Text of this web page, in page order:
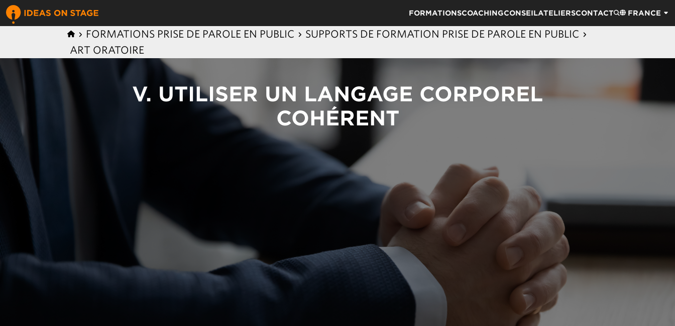
FORMATIONSCOACHINGCONSEILATELIERSCONTACT FRANCE
FORMATIONS PRISE DE PAROLE EN PUBLIC
SUPPORTS DE FORMATION PRISE DE PAROLE EN PUBLIC
ART ORATOIRE
V. UTILISER UN LANGAGE CORPOREL
COHÉRENT